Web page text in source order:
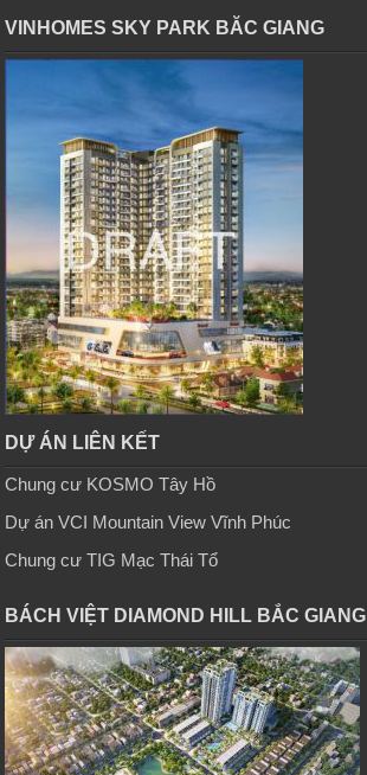
VINHOMES SKY PARK BĂC GIANG
DỰ ÁN LIÊN KẾT
Chung cư KOSMO Tây Hồ
Dự án VCI Mountain View Vĩnh Phúc
Chung cư TIG Mạc Thái Tổ
BÁCH VIỆT DIAMOND HILL BẮC GIANG